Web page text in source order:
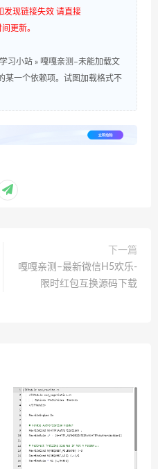
发现链接失效 请直接
更新。
习小站 » 嘎嘎亲测–未能加载文
某一个依赖项。试图加载格式不
下一篇
嘎嘎亲测–最新微信H5欢乐-
限时红包互换源码下载